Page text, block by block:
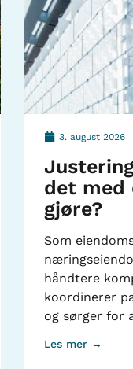
3. august 2026
det med
gjøre?
Som
håndtere
koordinerer
og sørger for
Les mer →